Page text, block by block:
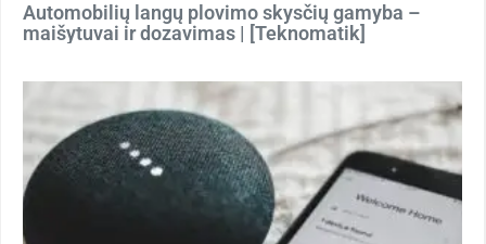
Automobilių langų plovimo skysčių gamyba –
maišytuvai ir dozavimas | [Teknomatik]